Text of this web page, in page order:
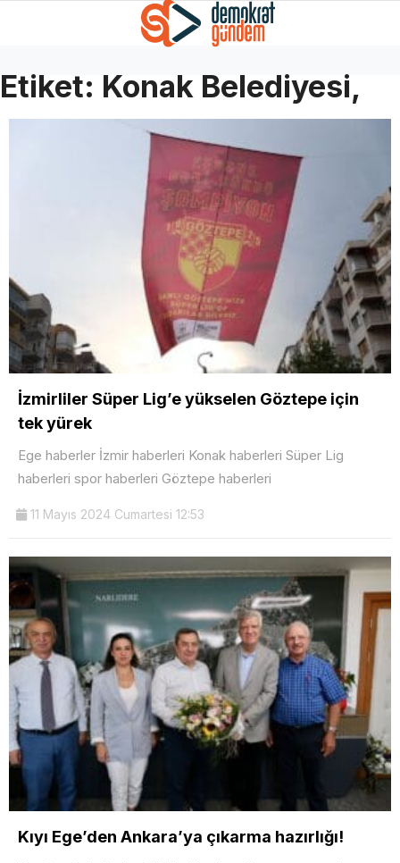
Etiket: Konak Belediyesi,
İzmirliler Süper Lig’e yükselen Göztepe için
tek yürek
Ege haberler İzmir haberleri Konak haberleri Süper Lig
haberleri spor haberleri Göztepe haberleri
11 Mayıs 2024 Cumartesi 12:53
Kıyı Ege’den Ankara’ya çıkarma hazırlığı!